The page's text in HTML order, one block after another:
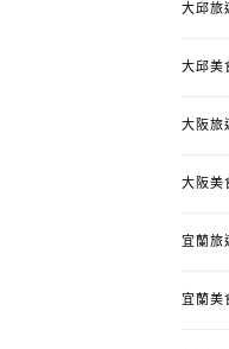
大邱旅
大邱美
大阪旅
大阪美
宜蘭旅
宜蘭美